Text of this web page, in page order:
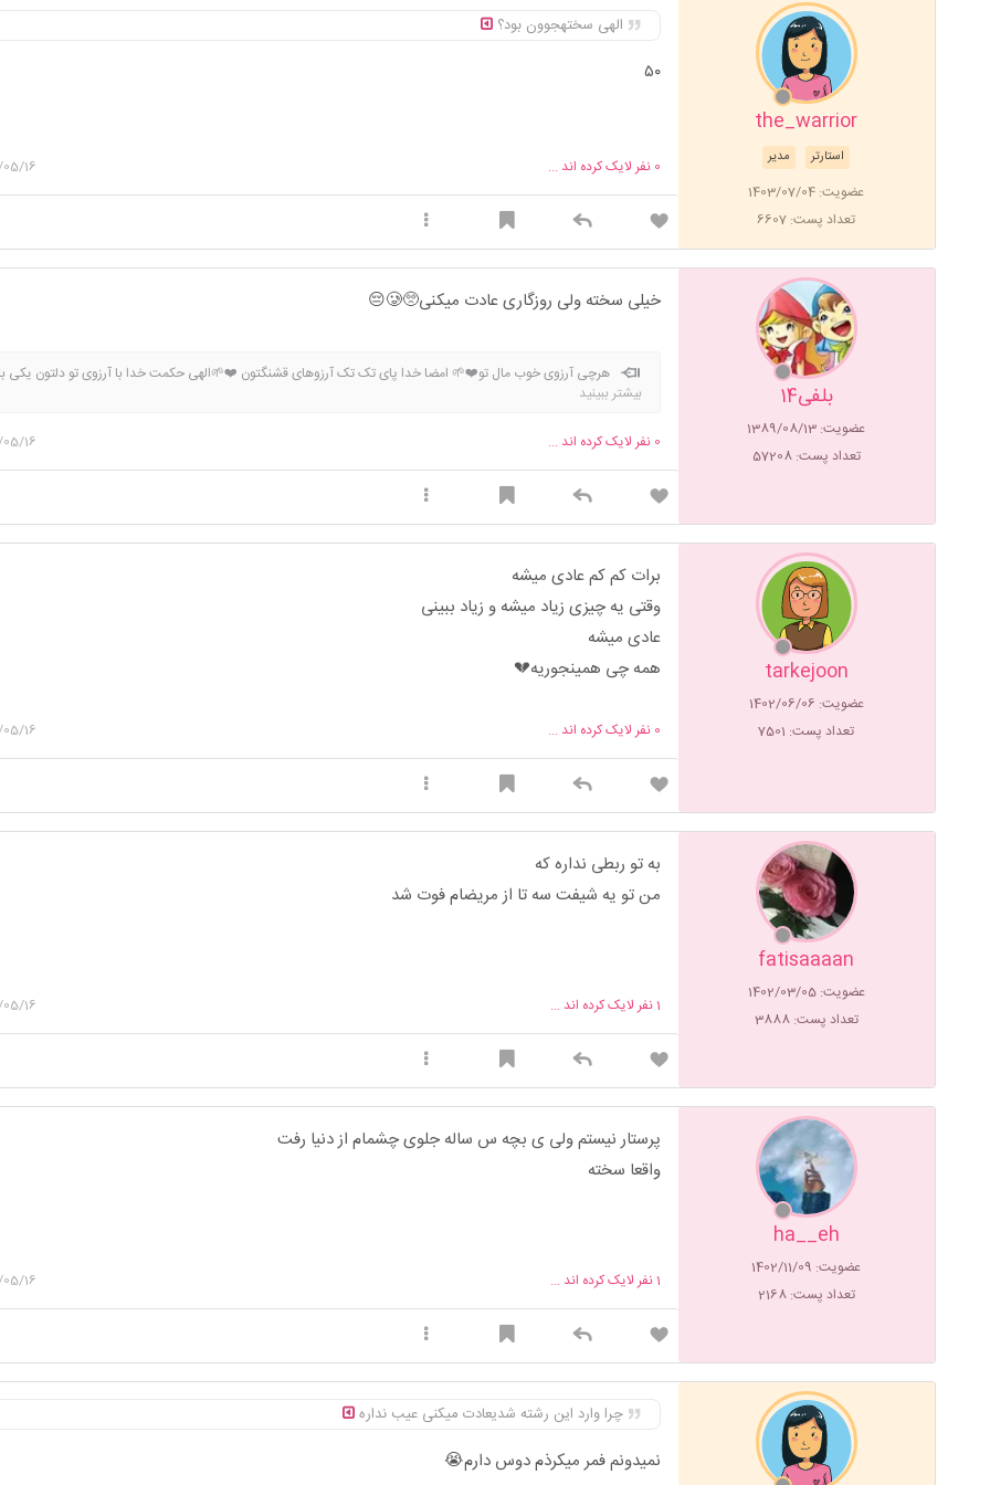
the_warrior
مدیر استارتر
عضویت: 1403/07/04
تعداد پست: 6607
الهی سختهجوون بود؟
۵۰
16 0 نفر لایک کرده اند ...
بلفی14
عضویت: 1389/08/13
تعداد پست: 57208
خیلی سخته ولی روزگاری عادت میکنی🥺🥲😔
هرچی آرزوی خوب مال تو❤️🌱 امضا خدا پای تک تک آرزوهای قشنگتون ❤️🌱الهی حکمت خدا با آرزوی تو دلتون یکی
بیشتر ببینید
16 0 نفر لایک کرده اند ...
tarkejoon
عضویت: 1402/06/06
تعداد پست: 7501
برات کم کم عادی میشه
وقتی یه چیزی زیاد میشه و زیاد ببینی
عادی میشه
همه چی همینجوریه💔
16 0 نفر لایک کرده اند ...
fatisaaaan
عضویت: 1402/03/05
تعداد پست: 3888
به تو ربطی نداره که
من تو یه شیفت سه تا از مریضام فوت شد
16 1نفر لایک کرده اند ...
ha__eh
عضویت: 1402/11/09
تعداد پست: 2168
پرستار نیستم ولی ی بچه س ساله جلوی چشمام از دنیا رفت
واقعا سخته
16 1نفر لایک کرده اند ...
چرا وارد این رشته شدیعادت میکنی عیب نداره
نمیدونم فمر میکرذم دوس دارم😭